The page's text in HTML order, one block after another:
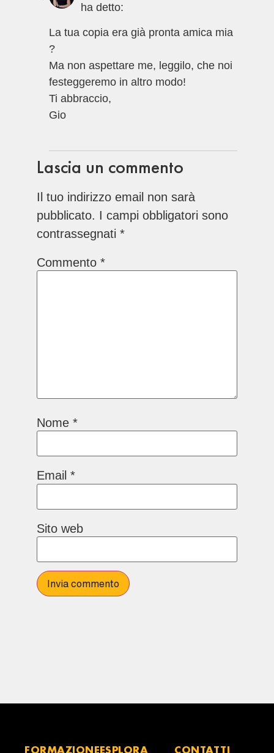
ha detto:
La tua copia era già pronta amica mia
?
Ma non aspettare me, leggilo, che noi
festeggeremo in altro modo!
Ti abbraccio,
Gio
Lascia un commento
Il tuo indirizzo email non sarà
pubblicato. I campi obbligatori sono
contrassegnati *
Commento *
Nome *
Email *
Sito web
FORMAZIONEESPLORA CONTATTI